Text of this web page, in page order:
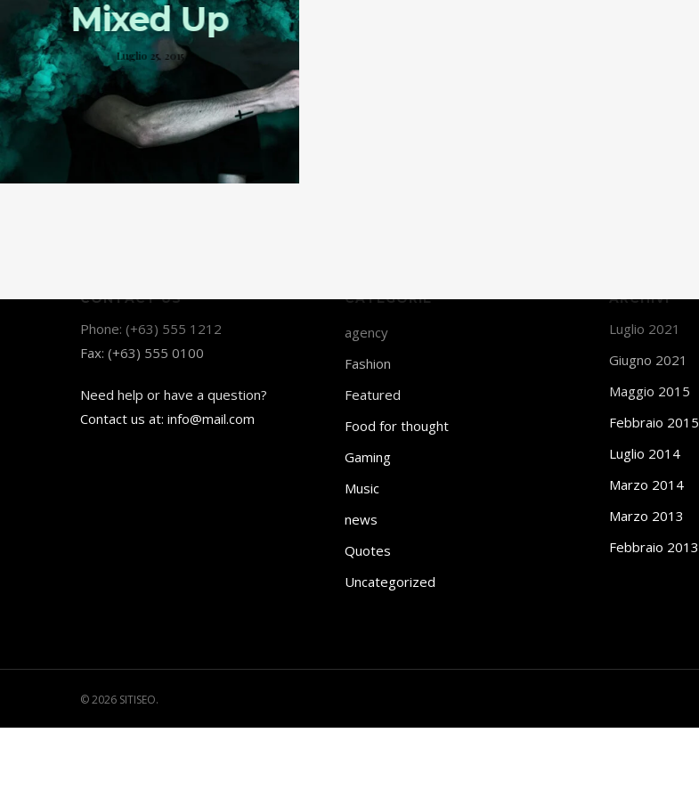
Mixed Up
Luglio 25, 2015
CONTACT US
Phone: (+63) 555 1212
Fax: (+63) 555 0100
Need help or have a question?
Contact us at: info@mail.com
CATEGORIE
agency
Fashion
Featured
Food for thought
Gaming
Music
news
Quotes
Uncategorized
ARCHIVI
Luglio 2021
Giugno 2021
Maggio 2015
Febbraio 2015
Luglio 2014
Marzo 2014
Marzo 2013
Febbraio 2013
© 2026 SITISEO.